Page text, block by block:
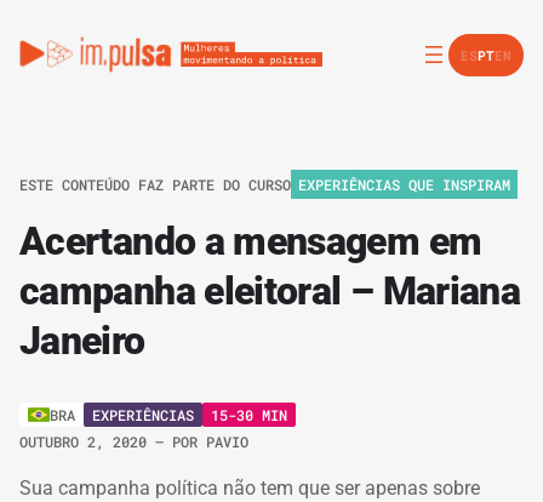
ESPTEN
ESTE CONTEÚDO FAZ PARTE DO CURSO EXPERIÊNCIAS QUE INSPIRAM
Acertando a mensagem em
campanha eleitoral – Mariana
Janeiro
BRA EXPERIÊNCIAS
15-30 MIN
OUTUBRO 2, 2020 – POR PAVIO
Sua campanha política não tem que ser apenas sobre